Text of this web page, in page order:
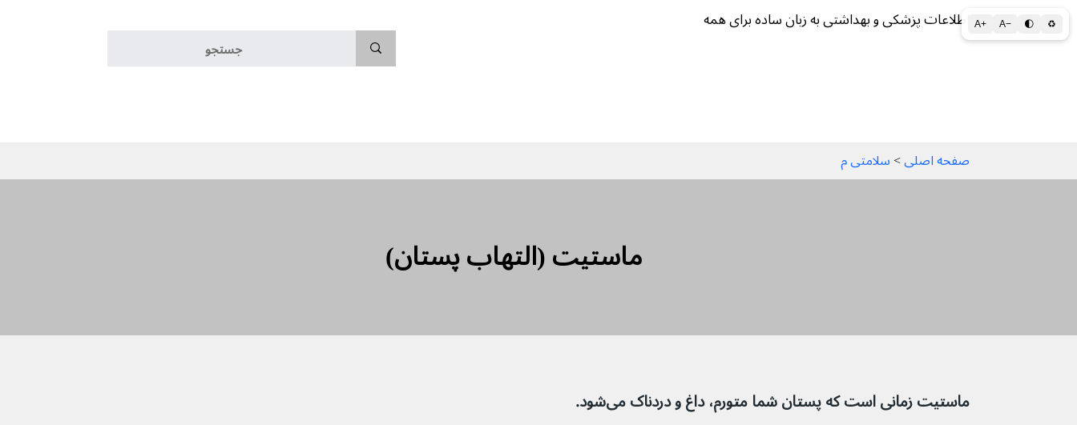
A+ A− 🌓 ♻ اطلاعات پزشکی و بهداشتی به زبان ساده برای همه
ماستیت (التهاب پستان)
صفحه اصلی > سلامتی م
ماستیت زمانی است که پستان شما متورم، داغ و دردناک می‌شود.